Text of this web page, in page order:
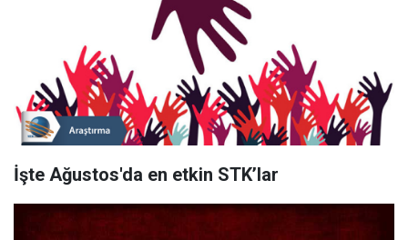
İşte Ağustos'da en etkin STK’lar